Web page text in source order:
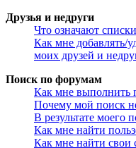
Друзья и недруги
Что означают
Как мне добавлять/
моих друзей и
Поиск по форумам
Как мне выполнить
Почему мой поиск не
В результате моего
Как мне найти
Как мне найти свои